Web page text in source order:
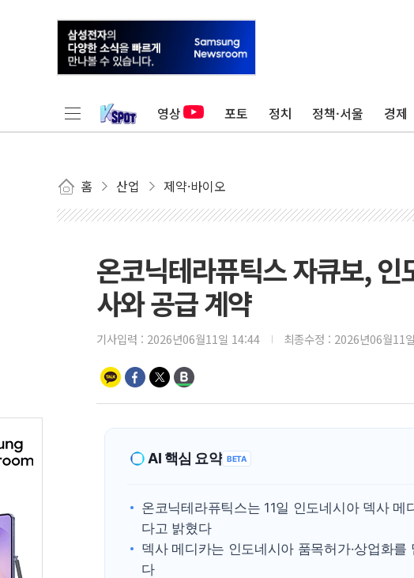
영상 포토 정치 정책·서울 경제
홈 산업 제약·바이오
온코닉테라퓨틱스 자큐보,
사와 공급 계약
기사입력 : 2026년06월11일 14:44 최종수정 : 2026년06월11
AI 핵심 요약 BETA
온코닉테라퓨틱스는 11일 인도네시아 덱사 메
다고 밝혔다
덱사 메디카는 인도네시아 품목허가·상업화
다